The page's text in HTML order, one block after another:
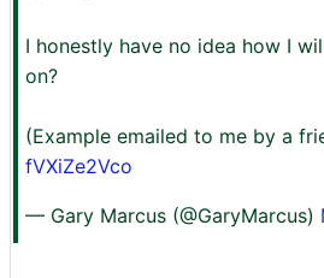
I honestly have no idea how I
on?
(Example emailed to me by a
fVXiZe2Vco
— Gary Marcus (@GaryMarcus)